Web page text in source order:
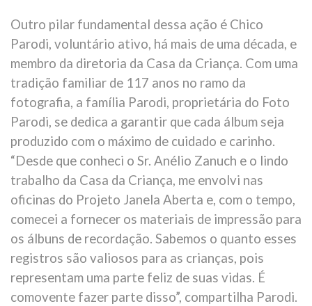
Outro pilar fundamental dessa ação é Chico
Parodi, voluntário ativo, há mais de uma década, e
membro da diretoria da Casa da Criança. Com uma
tradição familiar de 117 anos no ramo da
fotografia, a família Parodi, proprietária do Foto
Parodi, se dedica a garantir que cada álbum seja
produzido com o máximo de cuidado e carinho.
“Desde que conheci o Sr. Anélio Zanuch e o lindo
trabalho da Casa da Criança, me envolvi nas
oficinas do Projeto Janela Aberta e, com o tempo,
comecei a fornecer os materiais de impressão para
os álbuns de recordação. Sabemos o quanto esses
registros são valiosos para as crianças, pois
representam uma parte feliz de suas vidas. É
comovente fazer parte disso”, compartilha Parodi.